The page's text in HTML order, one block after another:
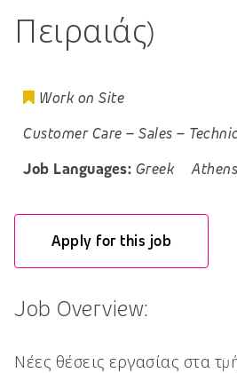
Πειραιάς)
Work on Site
Customer Care – Sales –
Job Languages: Greek Athens
Apply for this job
Job Overview:
Νέες θέσεις εργασίας στα